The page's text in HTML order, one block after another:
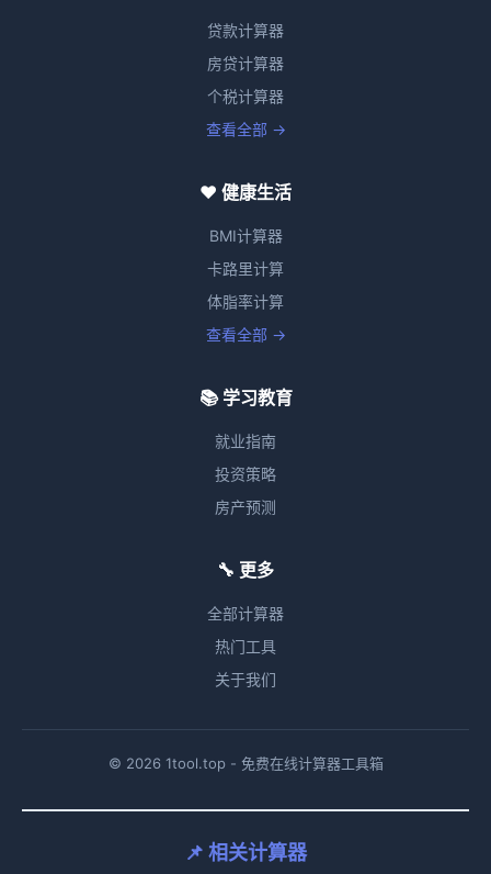
贷款计算器
房贷计算器
个税计算器
查看全部 →
❤️ 健康生活
BMI计算器
卡路里计算
体脂率计算
查看全部 →
📚 学习教育
就业指南
投资策略
房产预测
🔧 更多
全部计算器
热门工具
关于我们
© 2026 1tool.top - 免费在线计算器工具箱
📌 相关计算器